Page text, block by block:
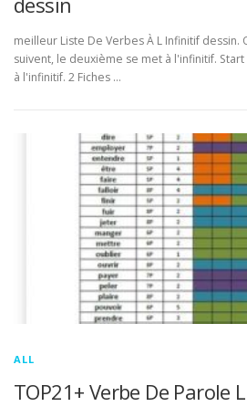
meilleur Liste De Verbes À L Infinitif dessin.
suivent, le deuxième se met à l'infinitif.
à l'infinitif. 2 Fiches …
ALL
TOP21+ Verbe De Parole